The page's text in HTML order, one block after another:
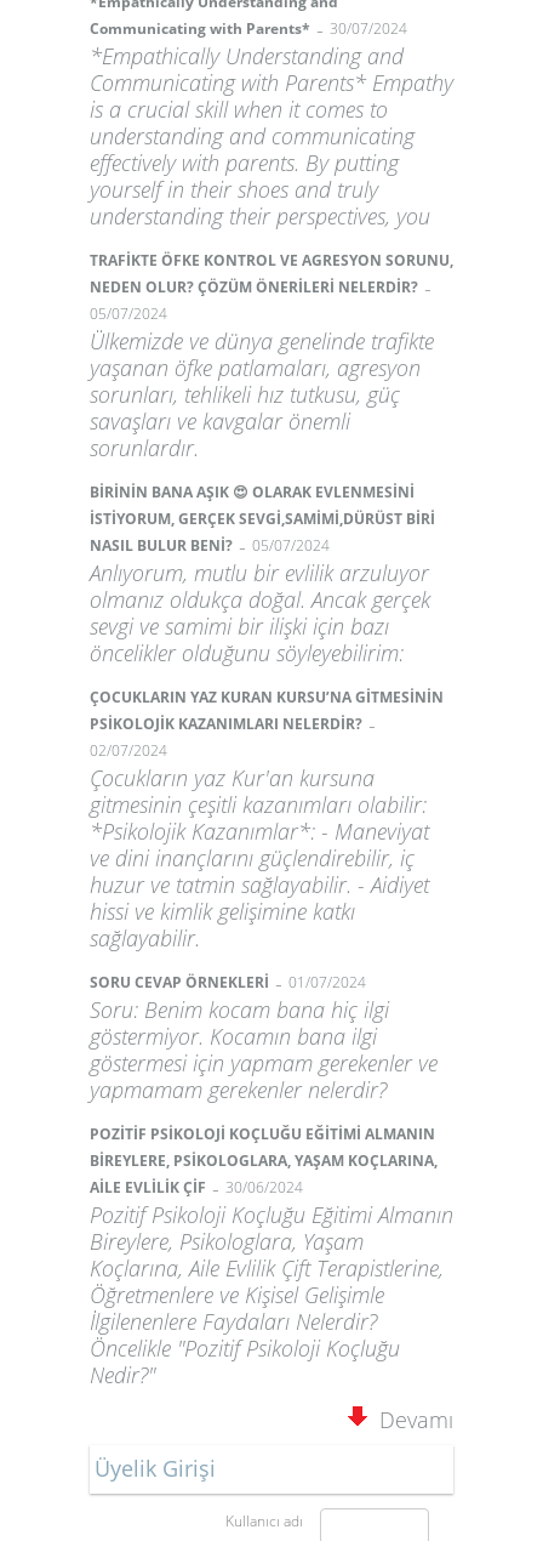
Communicating with Parents* - 30/07/2024
*Empathically Understanding and
Communicating with Parents* Empathy
is a crucial skill when it comes to
understanding and communicating
effectively with parents. By putting
yourself in their shoes and truly
understanding their perspectives, you
TRAFİKTE ÖFKE KONTROL VE AGRESYON SORUNU,
NEDEN OLUR? ÇÖZÜM ÖNERİLERİ NELERDİR? -
05/07/2024
Ülkemizde ve dünya genelinde trafikte
yaşanan öfke patlamaları, agresyon
sorunları, tehlikeli hız tutkusu, güç
savaşları ve kavgalar önemli
sorunlardır.
BİRİNİN BANA AŞIK 😍 OLARAK EVLENMESİNİ
İSTİYORUM, GERÇEK SEVGİ,SAMİMİ,DÜRÜST BİRİ
NASIL BULUR BENİ? - 05/07/2024
Anlıyorum, mutlu bir evlilik arzuluyor
olmanız oldukça doğal. Ancak gerçek
sevgi ve samimi bir ilişki için bazı
öncelikler olduğunu söyleyebilirim:
ÇOCUKLARIN YAZ KURAN KURSU’NA GİTMESİNİN
PSİKOLOJİK KAZANIMLARI NELERDİR? -
02/07/2024
Çocukların yaz Kur'an kursuna
gitmesinin çeşitli kazanımları olabilir:
*Psikolojik Kazanımlar*: - Maneviyat
ve dini inançlarını güçlendirebilir, iç
huzur ve tatmin sağlayabilir. - Aidiyet
hissi ve kimlik gelişimine katkı
sağlayabilir.
SORU CEVAP ÖRNEKLERİ - 01/07/2024
Soru: Benim kocam bana hiç ilgi
göstermiyor. Kocamın bana ilgi
göstermesi için yapmam gerekenler ve
yapmamam gerekenler nelerdir?
POZİTİF PSİKOLOJİ KOÇLUĞU EĞİTİMİ ALMANIN
BİREYLERE, PSİKOLOGLARA, YAŞAM KOÇLARINA,
AİLE EVLİLİK ÇİF - 30/06/2024
Pozitif Psikoloji Koçluğu Eğitimi Almanın
Bireylere, Psikologlara, Yaşam
Koçlarına, Aile Evlilik Çift Terapistlerine,
Öğretmenlere ve Kişisel Gelişimle
İlgilenenlere Faydaları Nelerdir?
Öncelikle "Pozitif Psikoloji Koçluğu
Nedir?"
Devamı
Üyelik Girişi
Kullanıcı adı